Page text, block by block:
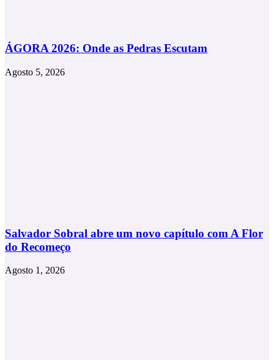
ÁGORA 2026: Onde as Pedras Escutam
Agosto 5, 2026
Salvador Sobral abre um novo capítulo com A Flor
do Recomeço
Agosto 1, 2026